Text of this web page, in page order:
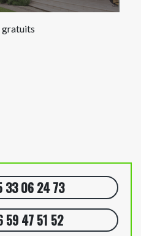
gratuits
33 06 24 73
59 47 51 52